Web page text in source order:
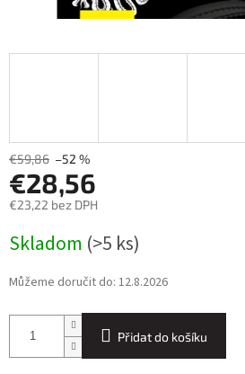
€59,86 –52 %
€28,56
€23,22 bez DPH
cena:
Skladom (>5 ks)
Můžeme doručit do: 12.8.2026
Přidat do košíku